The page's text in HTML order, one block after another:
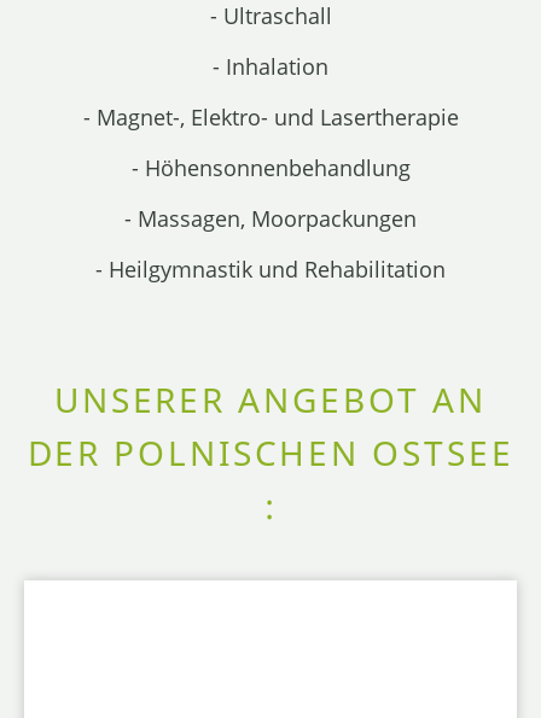
- Ultraschall
- Inhalation
- Magnet-, Elektro- und Lasertherapie
- Höhensonnenbehandlung
- Massagen, Moorpackungen
- Heilgymnastik und Rehabilitation
UNSERER ANGEBOT AN
DER POLNISCHEN OSTSEE
: